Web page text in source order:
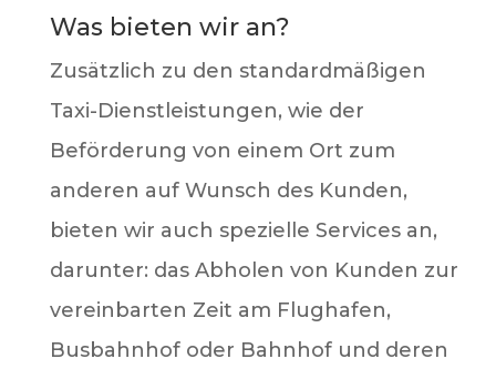
Was bieten wir an?
Zusätzlich zu den standardmäßigen
Taxi-Dienstleistungen, wie der
Beförderung von einem Ort zum
anderen auf Wunsch des Kunden,
bieten wir auch spezielle Services an,
darunter: das Abholen von Kunden zur
vereinbarten Zeit am Flughafen,
Busbahnhof oder Bahnhof und deren